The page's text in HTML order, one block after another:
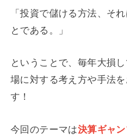
「投資で儲ける方法、そ
とである。」
ということで、毎年大損
場に対する考え方や手法
す！
今回のテーマは決算ギャ